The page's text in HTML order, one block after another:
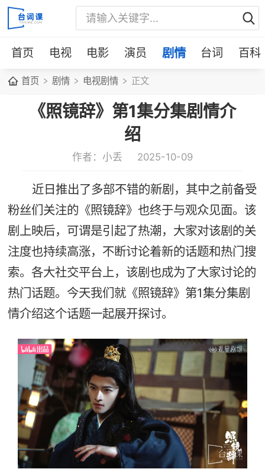
首页 电视 电影 演员 剧情 台词 百科
首页 剧情 电视剧情 正文
《照镜辞》第1集分集剧情介
绍
作者：小丢 2025-10-09
近日推出了多部不错的新剧，其中之前备受
粉丝们关注的《照镜辞》也终于与观众见面。该
剧上映后，可谓是引起了热潮，大家对该剧的关
注度也持续高涨，不断讨论着新的话题和热门搜
索。各大社交平台上，该剧也成为了大家讨论的
热门话题。今天我们就《照镜辞》第1集分集剧
情介绍这个话题一起展开探讨。